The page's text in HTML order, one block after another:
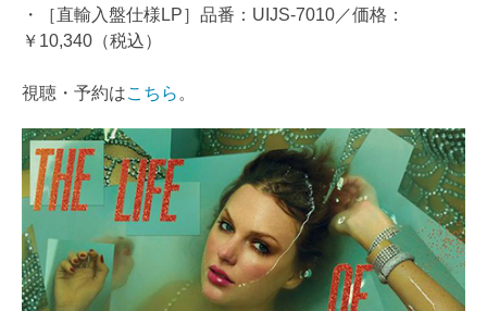
・［直輸入盤仕様LP］品番：UIJS-7010／価格：
￥10,340（税込）
視聴・予約はこちら 。